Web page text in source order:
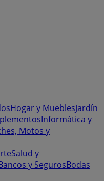
Hogar y MueblesJardín
Informática y
Motos y
Salud y
y SegurosBodas